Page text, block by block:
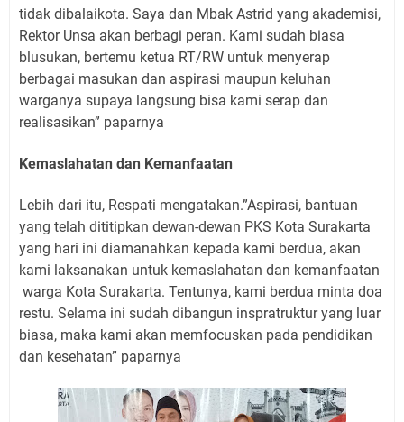
tidak dibalaikota. Saya dan Mbak Astrid yang akademisi,
Rektor Unsa akan berbagi peran. Kami sudah biasa
blusukan, bertemu ketua RT/RW untuk menyerap
berbagai masukan dan aspirasi maupun keluhan
warganya supaya langsung bisa kami serap dan
realisasikan” paparnya
Kemaslahatan dan Kemanfaatan
Lebih dari itu, Respati mengatakan.”Aspirasi, bantuan
yang telah dititipkan dewan-dewan PKS Kota Surakarta
yang hari ini diamanahkan kepada kami berdua, akan
kami laksanakan untuk kemaslahatan dan kemanfaatan
warga Kota Surakarta. Tentunya, kami berdua minta doa
restu. Selama ini sudah dibangun inspratruktur yang luar
biasa, maka kami akan memfocuskan pada pendidikan
dan kesehatan” paparnya